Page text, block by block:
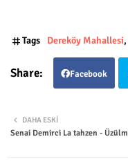
Tags Dereköy Mahallesi
Facebook
DAHA ESKI
Senai Demirci La tahzen -